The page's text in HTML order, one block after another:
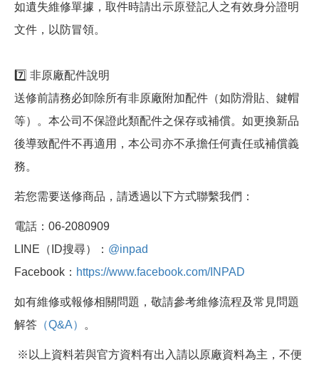
如遺失維修單據，取件時請出示原登記人之有效身分證明
文件，以防冒領。
7️⃣ 非原廠配件說明
送修前請務必卸除所有非原廠附加配件（如防滑貼、鍵帽
等）。本公司不保證此類配件之保存或補償。如更換新品
後導致配件不再適用，本公司亦不承擔任何責任或補償義
務。
若您需要送修商品，請透過以下方式聯繫我們：
電話：06-2080909
LINE（ID搜尋）： @inpad
Facebook： https://www.facebook.com/INPAD
如有維修或報修相關問題，敬請參考維修流程及常見問題
解答 （Q&A） 。
※以上資料若與官方資料有出入請以原廠資料為主，不便